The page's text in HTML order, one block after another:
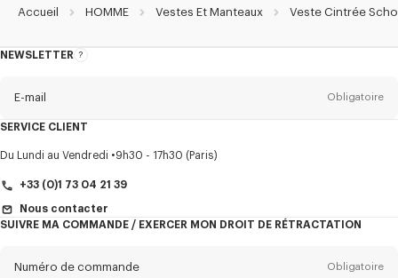
Accueil HOMME Vestes Et Manteaux Veste Cintrée
NEWSLETTER
A
E-mail Obligatoire
Titre Obligatoire
SERVICE CLIENT
Du Lundi au Vendredi 9h30 - 17h30 (Paris)
+33 (0)1 73 04 21 39
Nous contacter
SUIVRE MA COMMANDE / EXERCER MON DROIT DE RÉTRACTATION
Numéro de commande Obligatoire